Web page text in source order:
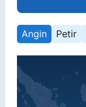
Angin Petir